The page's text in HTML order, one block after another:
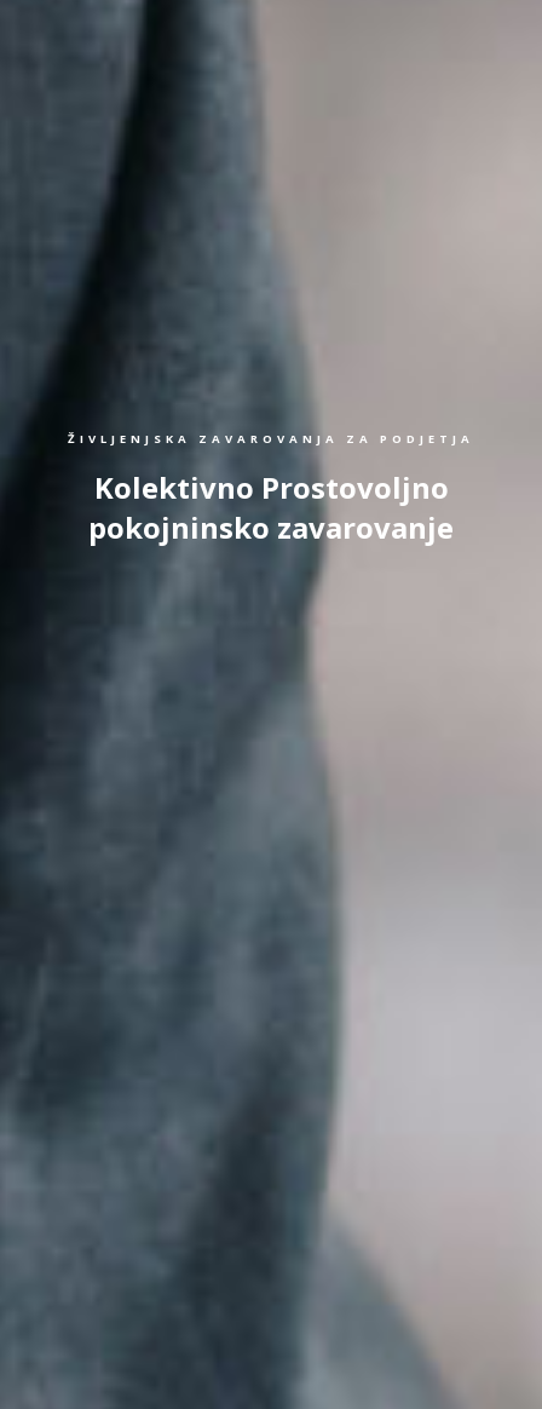
ŽIVLJENJSKA ZAVAROVANJA ZA PODJETJA
Kolektivno Prostovoljno
pokojninsko zavarovanje